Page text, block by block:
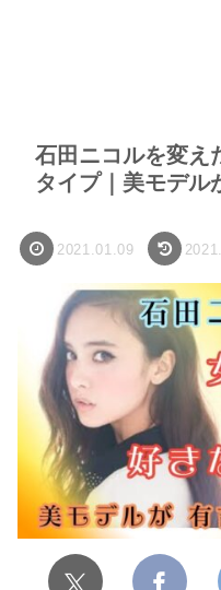
石田ニコルを変え
タイプ｜美モデル
2021.01.09